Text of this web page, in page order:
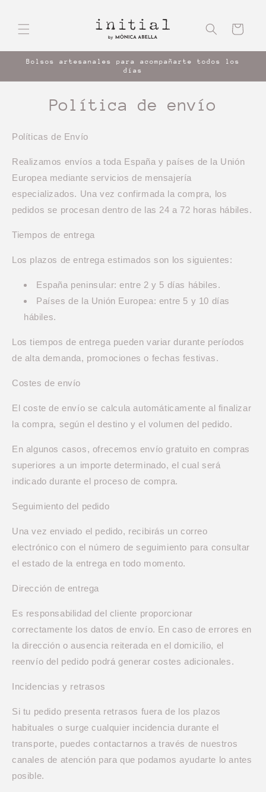
al contenido
Carrito
Bolsos artesanales para acompañarte todos los
días
Política de envío
Políticas de Envío
Realizamos envíos a toda España y países de la Unión
Europea mediante servicios de mensajería
especializados. Una vez confirmada la compra, los
pedidos se procesan dentro de las 24 a 72 horas hábiles.
Tiempos de entrega
Los plazos de entrega estimados son los siguientes:
España peninsular: entre 2 y 5 días hábiles.
Países de la Unión Europea: entre 5 y 10 días
hábiles.
Los tiempos de entrega pueden variar durante períodos
de alta demanda, promociones o fechas festivas.
Costes de envío
El coste de envío se calcula automáticamente al finalizar
la compra, según el destino y el volumen del pedido.
En algunos casos, ofrecemos envío gratuito en compras
superiores a un importe determinado, el cual será
indicado durante el proceso de compra.
Seguimiento del pedido
Una vez enviado el pedido, recibirás un correo
electrónico con el número de seguimiento para consultar
el estado de la entrega en todo momento.
Dirección de entrega
Es responsabilidad del cliente proporcionar
correctamente los datos de envío. En caso de errores en
la dirección o ausencia reiterada en el domicilio, el
reenvío del pedido podrá generar costes adicionales.
Incidencias y retrasos
Si tu pedido presenta retrasos fuera de los plazos
habituales o surge cualquier incidencia durante el
transporte, puedes contactarnos a través de nuestros
canales de atención para que podamos ayudarte lo antes
posible.